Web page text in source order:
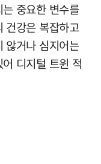
중요한 변수를
건강은 복잡하고
않거나 심지어는
디지털 트윈 적